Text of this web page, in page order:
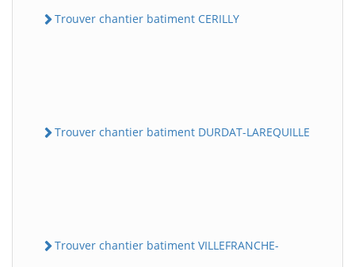
Trouver chantier batiment CERILLY
Trouver chantier batiment DURDAT-LAREQUILLE
Trouver chantier batiment VILLEFRANCHE-